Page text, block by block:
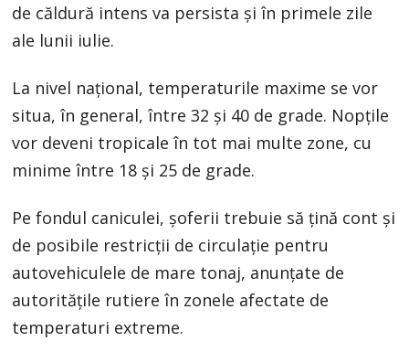
de căldură intens va persista și în primele zile
ale lunii iulie.
La nivel național, temperaturile maxime se vor
situa, în general, între 32 și 40 de grade. Nopțile
vor deveni tropicale în tot mai multe zone, cu
minime între 18 și 25 de grade.
Pe fondul caniculei, șoferii trebuie să țină cont și
de posibile restricții de circulație pentru
autovehiculele de mare tonaj, anunțate de
autoritățile rutiere în zonele afectate de
temperaturi extreme.